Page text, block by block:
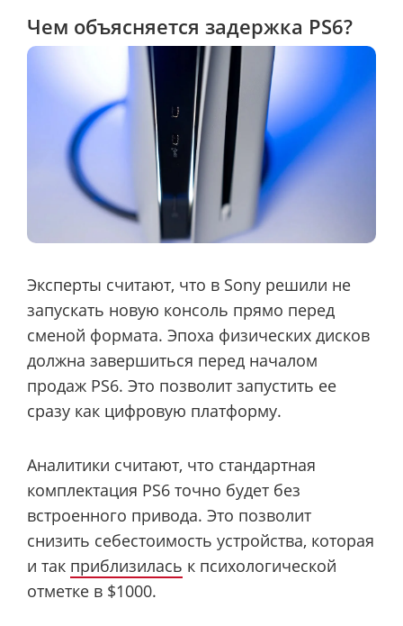
Чем объясняется задержка PS6?
Эксперты считают, что в Sony решили не
запускать новую консоль прямо перед
сменой формата. Эпоха физических дисков
должна завершиться перед началом
продаж PS6. Это позволит запустить ее
сразу как цифровую платформу.
Аналитики считают, что стандартная
комплектация PS6 точно будет без
встроенного привода. Это позволит
снизить себестоимость устройства, которая
и так приблизилась к психологической
отметке в $1000.